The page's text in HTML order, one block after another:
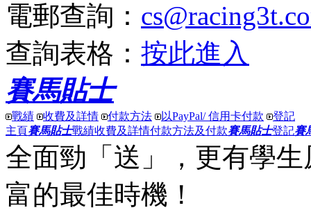
電郵查詢 ：
查詢表格 ： 按此進入
賽馬貼士
戰績 收費及詳情 付款方法 以PayPal/ 信用卡付款
登記
主頁賽馬貼士戰績收費及詳情付款方法及付款賽馬貼士登記賽
全面勁「送」 ，更有學生
富的最佳時機！